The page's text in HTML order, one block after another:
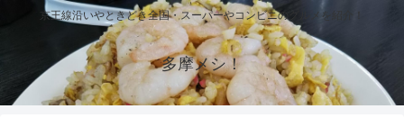
京王線沿いやときどき全国・スーパーやコンビニのグルメを紹介！
多摩メシ！